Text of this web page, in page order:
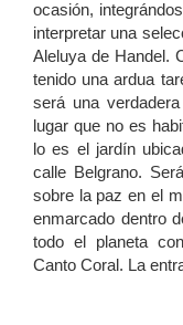
ocasión,
interpretar una
Aleluya de Handel.
tenido una ardua
será una
lugar que no es
lo es el jardín
calle Belgrano.
sobre la paz en el
enmarcado dentro
todo el planeta
Canto Coral. La